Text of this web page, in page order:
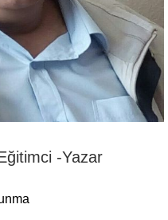
-Yazar